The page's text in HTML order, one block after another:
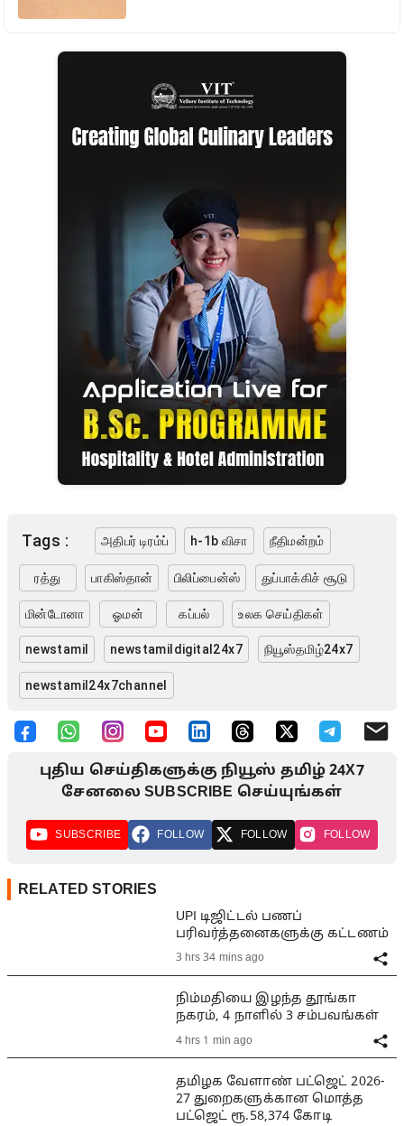
Tags : அதிபர் டிரம்ப் h-1b விசா நீதிமன்றம்
ரத்து பாகிஸ்தான் பிலிப்பைன்ஸ் துப்பாக்கிச் சூடு
மின்டோனா ஓமன் கப்பல் உலக செய்திகள்
newstamil newstamildigital24x7 நியூஸ்தமிழ்24x7
newstamil24x7channel
புதிய செய்திகளுக்கு நியூஸ் தமிழ் 24X7
சேனலை SUBSCRIBE செய்யுங்கள்
SUBSCRIBE FOLLOW FOLLOW FOLLOW
RELATED STORIES
UPI டிஜிட்டல் பணப்
பரிவர்த்தனைகளுக்கு கட்டணம்
3 hrs 34 mins ago
நிம்மதியை இழந்த தூங்கா
நகரம், 4 நாளில் 3 சம்பவங்கள்
4 hrs 1 min ago
தமிழக வேளாண் பட்ஜெட் 2026-
27 துறைகளுக்கான மொத்த
பட்ஜெட் ரூ.58,374 கோடி